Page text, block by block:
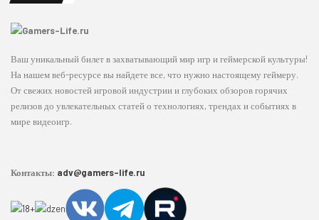
Ваш уникальный билет в захватывающий мир игр и геймерской культуры!
На нашем веб-ресурсе вы найдете все, что нужно настоящему геймеру.
От свежих новостей игровой индустрии и глубоких обзоров горячих
релизов до увлекательных статей о технологиях, трендах и событиях в
мире видеоигр.
Контакты: adv@gamers-life.ru